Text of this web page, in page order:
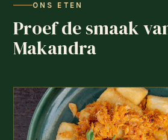
ONS ETEN
Proef de smaak
Makandra